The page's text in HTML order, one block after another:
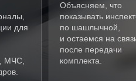
для
МЧС,
Объясняем, что
показывать
по шашлычной,
и остаемся на
после передачи
комплекта.